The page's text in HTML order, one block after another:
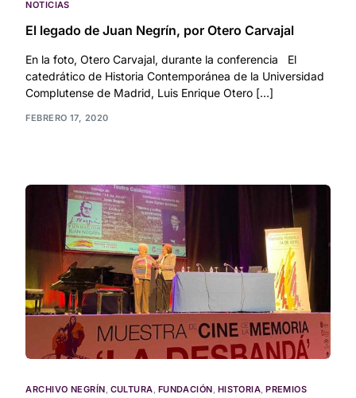
NOTICIAS
El legado de Juan Negrín, por Otero Carvajal
En la foto, Otero Carvajal, durante la conferencia El
catedrático de Historia Contemporánea de la Universidad
Complutense de Madrid, Luis Enrique Otero […]
FEBRERO 17, 2020
ARCHIVO NEGRÍN, CULTURA, FUNDACIÓN, HISTORIA,PREMIOS